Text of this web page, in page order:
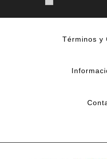
Términos y